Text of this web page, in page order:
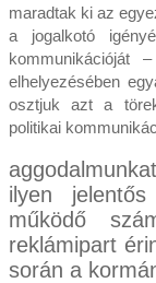
maradtak ki az
a jogalkotó
kommunikációját
elhelyezésében
osztjuk azt a
politikai
ilyen
működő
reklámipart
során a